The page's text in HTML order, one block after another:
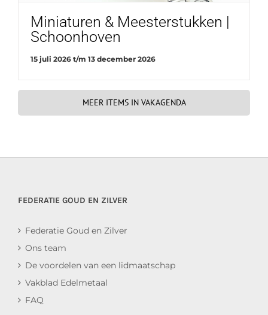
Miniaturen & Meesterstukken |
Schoonhoven
15 juli 2026t/m 13 december 2026
MEER ITEMS IN VAKAGENDA
FEDERATIE GOUD EN ZILVER
Federatie Goud en Zilver
Ons team
De voordelen van een lidmaatschap
Vakblad Edelmetaal
FAQ